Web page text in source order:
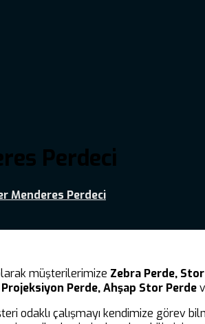
Perdeci
Menderes Perdeci
müşterilerimize Zebra Perde,
Perde, Ahşap Stor Perde
odaklı çalışmayı kendimize görev